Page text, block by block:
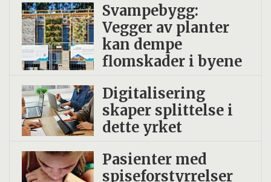
Svampebygg:
Vegger av planter
kan dempe
flomskader i byene
Digitalisering
skaper splittelse i
dette yrket
Pasienter med
spiseforstyrrelser